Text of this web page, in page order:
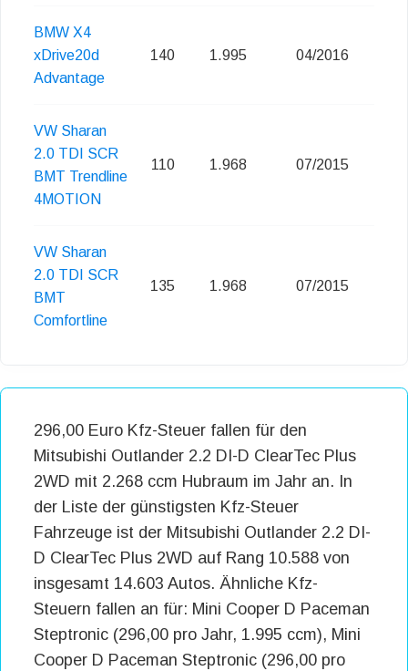
BMW X4
xDrive20d
Advantage
140 1.995 04/2016
VW Sharan
2.0 TDI SCR
BMT Trendline
4MOTION
110 1.968 07/2015
VW Sharan
2.0 TDI SCR
BMT
Comfortline
135 1.968 07/2015
296,00 Euro Kfz-Steuer fallen für den
Mitsubishi Outlander 2.2 DI-D ClearTec Plus
2WD mit 2.268 ccm Hubraum im Jahr an. In
der Liste der günstigsten Kfz-Steuer
Fahrzeuge ist der Mitsubishi Outlander 2.2 DI-
D ClearTec Plus 2WD auf Rang 10.588 von
insgesamt 14.603 Autos. Ähnliche Kfz-
Steuern fallen an für: Mini Cooper D Paceman
Steptronic (296,00 pro Jahr, 1.995 ccm), Mini
Cooper D Paceman Steptronic (296,00 pro